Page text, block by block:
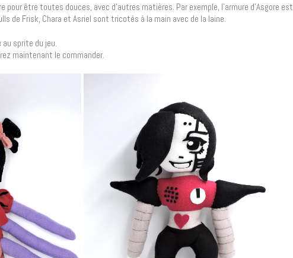
être toutes douces, avec d’autres matières. Par exemple, l’armure d’Asgore est
de Frisk, Chara et Asriel sont tricotés à la main avec de la laine.
sprite du jeu.
maintenant le commander.